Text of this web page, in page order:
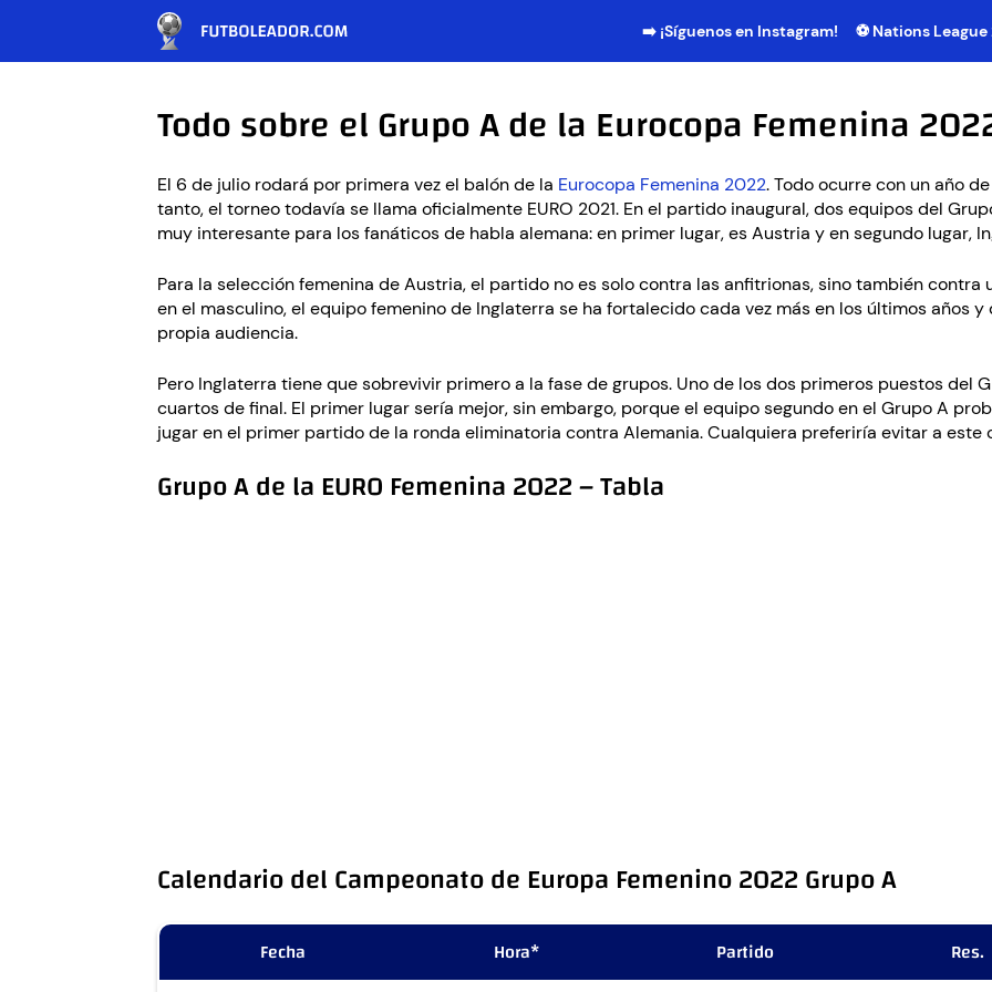
➡️ ¡Síguenos en Instagram! ⚽ Nations
Todo sobre el Grupo A de la Eurocopa Femenina
El 6 de julio rodará por primera vez el balón de la Eurocopa Femenina 2022. Todo ocurre con un año
tanto, el torneo todavía se llama oficialmente EURO 2021. En el partido inaugural, dos equipos del
muy interesante para los fanáticos de habla alemana: en primer lugar, es Austria y en segundo lugar,
Para la selección femenina de Austria, el partido no es solo contra las anfitrionas, sino también contra
en el masculino, el equipo femenino de Inglaterra se ha fortalecido cada vez más en los últimos años
propia audiencia.
Pero Inglaterra tiene que sobrevivir primero a la fase de grupos. Uno de los dos primeros puestos del
cuartos de final. El primer lugar sería mejor, sin embargo, porque el equipo segundo en el Grupo A
jugar en el primer partido de la ronda eliminatoria contra Alemania. Cualquiera preferiría evitar a este
Grupo A de la EURO Femenina 2022 – Tabla
Calendario del Campeonato de Europa Femenino 2022 Grupo A
Fecha Hora* Partido Res.